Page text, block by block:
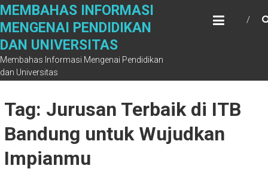
Skip
content
MEMBAHAS INFORMASI
MENGENAI PENDIDIKAN
DAN UNIVERSITAS
Membahas Informasi Mengenai Pendidikan
dan Universitas
Tag: Jurusan Terbaik di ITB
Bandung untuk Wujudkan
Impianmu